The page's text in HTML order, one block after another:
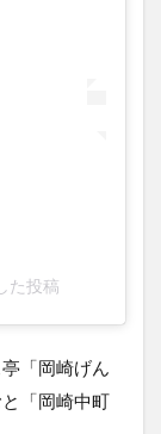
た投稿
「岡崎げん
「岡崎中町